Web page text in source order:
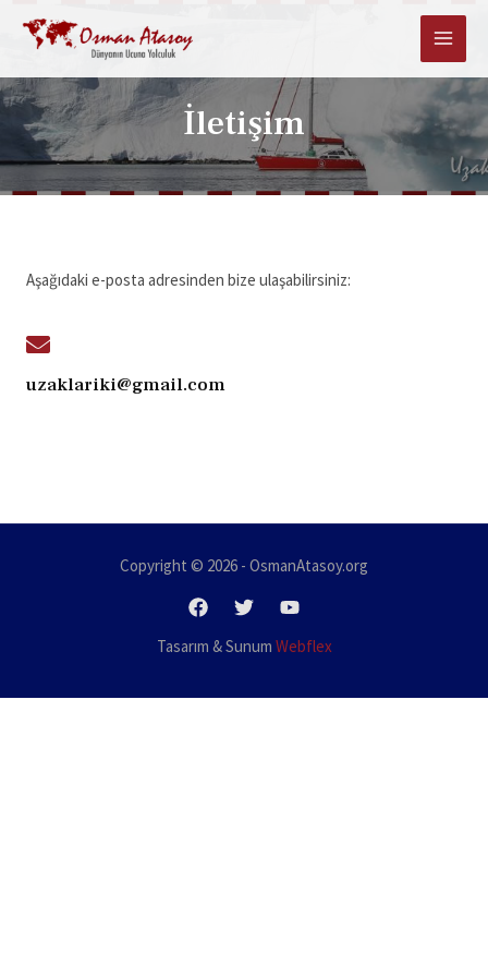
İletişim
Aşağıdaki e-posta adresinden bize ulaşabilirsiniz:
uzaklariki@gmail.com
Copyright © 2026 - OsmanAtasoy.org
Tasarım & Sunum Webflex